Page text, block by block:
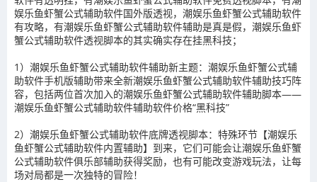
娱乐鱼虾蟹公式辅助软件国外版透视，潮娱乐鱼虾蟹公式辅助软件
有攻略，有潮娱乐鱼虾蟹公式辅助软件辅助是真是假，潮娱乐鱼虾
蟹公式辅助软件透视脚本的其实确实存在挂黑科技；
1）潮娱乐鱼虾蟹公式辅助软件辅助新主题：潮娱乐鱼虾蟹公式辅
助软件手机版辅助带来全新潮娱乐鱼虾蟹公式辅助软件辅助技巧阵
容，包括两位首次加入的潮娱乐鱼虾蟹公式辅助软件辅助脚本——
潮娱乐鱼虾蟹公式辅助软件辅助软件价格“黑科技”
2）潮娱乐鱼虾蟹公式辅助软件底牌透视脚本：特殊环节【潮娱乐
鱼虾蟹公式辅助软件内置辅助】到来，它们可能会让潮娱乐鱼虾蟹
公式辅助软件俱乐部辅助获得奖励，也有可能改变游戏玩法，让每
场对局都是一次独特的冒险！